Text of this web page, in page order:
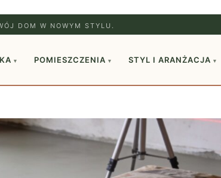
DOM W NOWYM STYLU.
▾ POMIESZCZENIA ▾ STYL I ARANŻACJA ▾